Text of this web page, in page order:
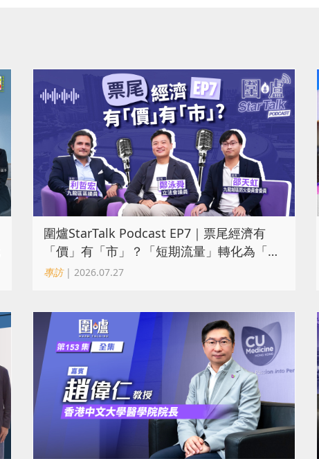
圍爐StarTalk Podcast EP7｜票尾經濟有
「價」有「市」？「短期流量」轉化為「經
濟留量」
專訪| 2026.07.27